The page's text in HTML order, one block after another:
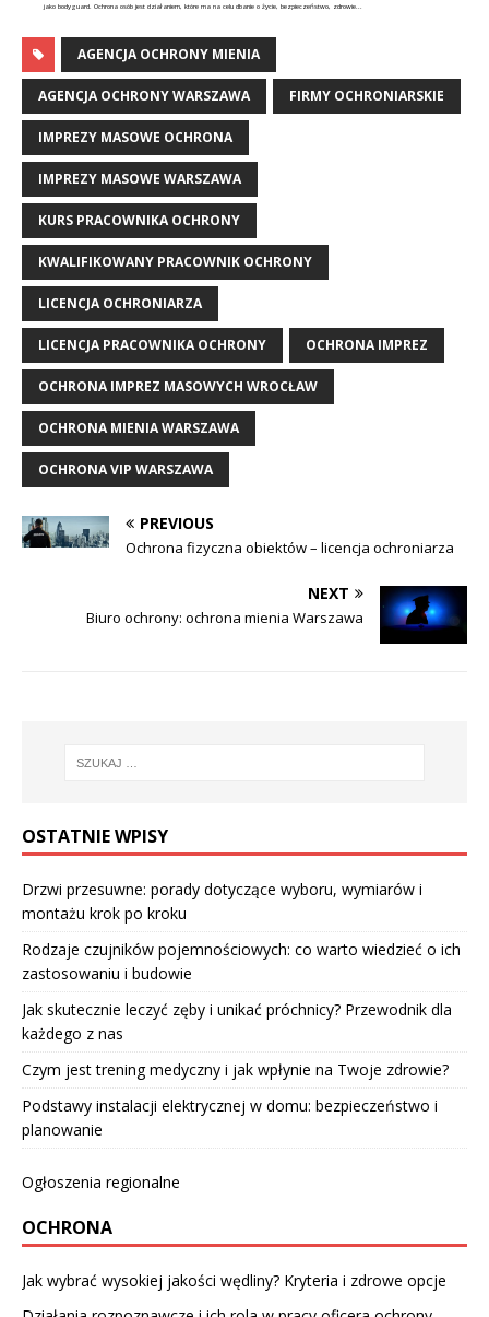
jako bodyguard. Ochrona osób jest działaniem, które ma na celu dbanie o życie, bezpieczeństwo, zdrowie...
AGENCJA OCHRONY MIENIA
AGENCJA OCHRONY WARSZAWA FIRMY OCHRONIARSKIE
IMPREZY MASOWE OCHRONA
IMPREZY MASOWE WARSZAWA
KURS PRACOWNIKA OCHRONY
KWALIFIKOWANY PRACOWNIK OCHRONY
LICENCJA OCHRONIARZA
LICENCJA PRACOWNIKA OCHRONY OCHRONA IMPREZ
OCHRONA IMPREZ MASOWYCH WROCŁAW
OCHRONA MIENIA WARSZAWA
OCHRONA VIP WARSZAWA
PREVIOUS
Ochrona fizyczna obiektów – licencja ochroniarza
NEXT
Biuro ochrony: ochrona mienia Warszawa
OSTATNIE WPISY
Drzwi przesuwne: porady dotyczące wyboru, wymiarów i
montażu krok po kroku
Rodzaje czujników pojemnościowych: co warto wiedzieć o ich
zastosowaniu i budowie
Jak skutecznie leczyć zęby i unikać próchnicy? Przewodnik dla
każdego z nas
Czym jest trening medyczny i jak wpłynie na Twoje zdrowie?
Podstawy instalacji elektrycznej w domu: bezpieczeństwo i
planowanie
Ogłoszenia regionalne
OCHRONA
Jak wybrać wysokiej jakości wędliny? Kryteria i zdrowe opcje